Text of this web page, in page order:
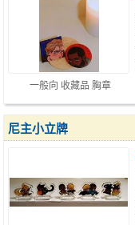
一般向 收藏品 胸章
尼主小立牌